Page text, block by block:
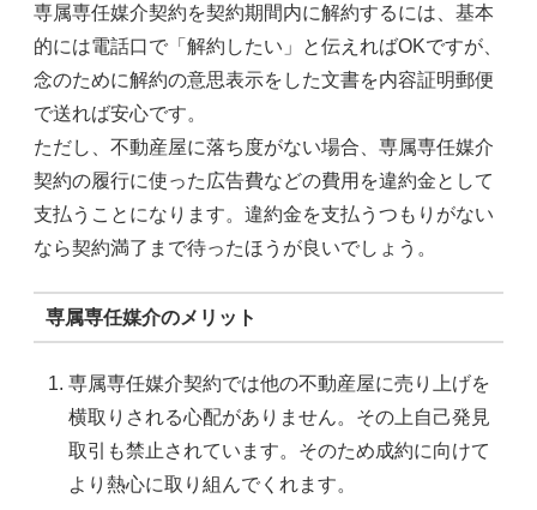
専属専任媒介契約を契約期間内に解約するには、基本
的には電話口で「解約したい」と伝えればOKですが、
念のために解約の意思表示をした文書を内容証明郵便
で送れば安心です。
ただし、不動産屋に落ち度がない場合、専属専任媒介
契約の履行に使った広告費などの費用を違約金として
支払うことになります。違約金を支払うつもりがない
なら契約満了まで待ったほうが良いでしょう。
専属専任媒介のメリット
専属専任媒介契約では他の不動産屋に売り上げを
横取りされる心配がありません。その上自己発見
取引も禁止されています。そのため成約に向けて
より熱心に取り組んでくれます。